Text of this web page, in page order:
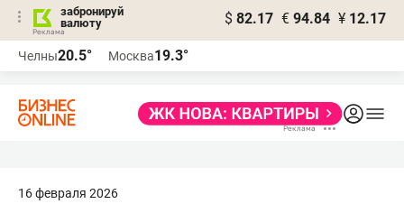
забронируй
валюту
$ 82.17 € 94.84 ¥ 12.17
Челны20.5° Москва19.3°
16 февраля 2026